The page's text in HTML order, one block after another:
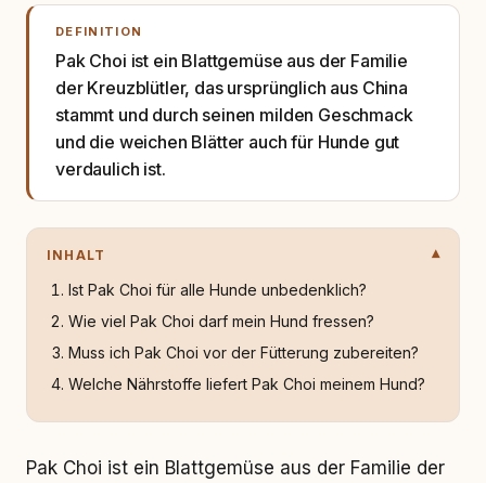
DEFINITION
Pak Choi ist ein Blattgemüse aus der Familie
der Kreuzblütler, das ursprünglich aus China
stammt und durch seinen milden Geschmack
und die weichen Blätter auch für Hunde gut
verdaulich ist.
INHALT
Ist Pak Choi für alle Hunde unbedenklich?
Wie viel Pak Choi darf mein Hund fressen?
Muss ich Pak Choi vor der Fütterung zubereiten?
Welche Nährstoffe liefert Pak Choi meinem Hund?
Pak Choi ist ein Blattgemüse aus der Familie der